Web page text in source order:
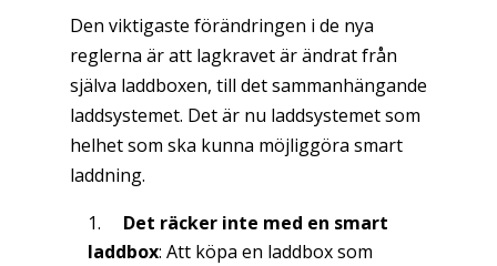
Den viktigaste förändringen i de nya
reglerna är att lagkravet är ändrat från
själva laddboxen, till det sammanhängande
laddsystemet. Det är nu laddsystemet som
helhet som ska kunna möjliggöra smart
laddning.
Det räcker inte med en smart
laddbox: Att köpa en laddbox som